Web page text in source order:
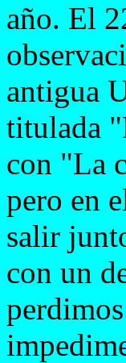
año. El
antigua
titulada
con "La
pero en
salir
con un